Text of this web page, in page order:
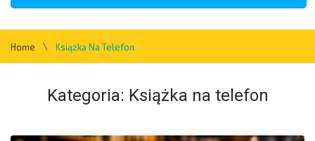
Kontakt
Home \ Książka Na Telefon
Kategoria: Książka na telefon